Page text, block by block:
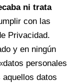
ni trata
con las
Privacidad.
y en ningún
personales
datos